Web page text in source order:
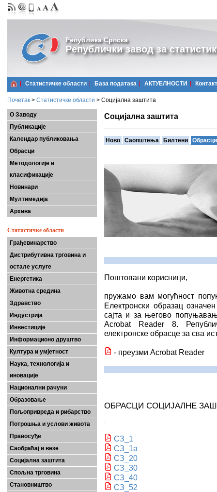
Република Српска
Републички завод за
Статистичке области Базa података АКТУЕЛНОСТИ Контакт
Почетак > Статистичке области > Социјална заштита
О Заводу
Публикације
Календар публиковања
Обрасци
Методологије и
класификације
Новинари
Мултимедија
Архива
Статистичке области
Грађевинарство
Дистрибутивна трговина и
остале услуге
Енергетика
Животна средина
Здравство
Индустрија
Инвестиције
Информационо друштво
Култура и умјетност
Наука, технологија и
иновације
Национални рачуни
Образовање
Пољопривреда и рибарство
Потрошња и услови живота
Правосуђе
Саобраћај и везе
Социјална заштита
Спољна трговина
Становништво
Социјална заштита
Ново Саопштења Билтени Обрасци
Поштовани корисници,
пружамо вам могућност
Електронски образац
сајта и за његово
Acrobat Reader 8.
електронске обрасце за сва
- преузми Acrobat Reader
ОБРАСЦИ СОЦИЈАЛНЕ
СЗ_1
СЗ_1а
СЗ_20
СЗ_30
СЗ_40
СЗ_52